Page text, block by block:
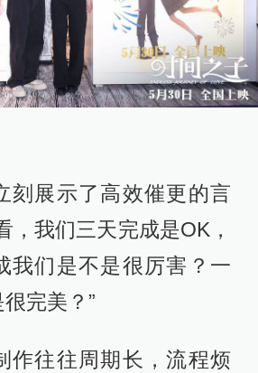
刻展示了高效催更的言
，我们三天完成是OK，
我们是不是很厉害？一
完美？”
作往往周期长，流程烦